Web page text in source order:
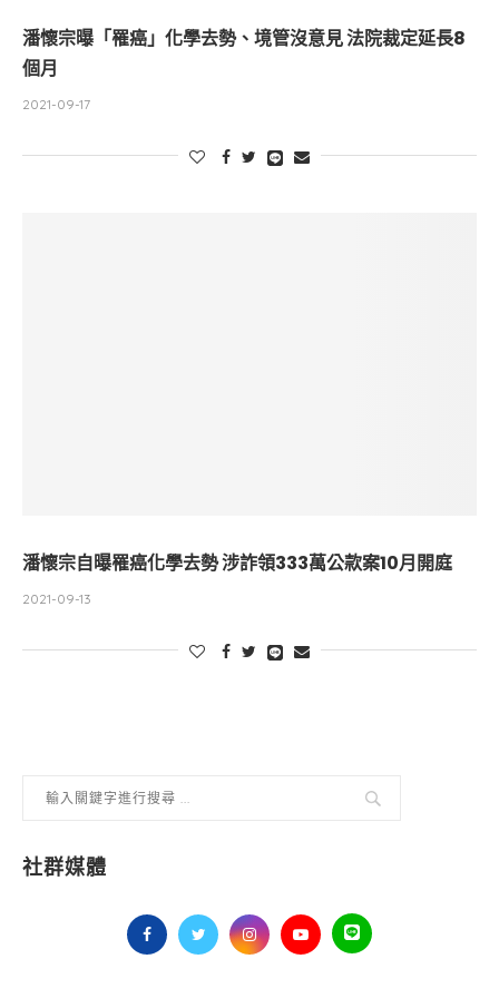
潘懷宗曝「罹癌」化學去勢、境管沒意見 法院裁定延長8
個月
2021-09-17
潘懷宗自曝罹癌化學去勢 涉詐領333萬公款案10月開庭
2021-09-13
社群媒體